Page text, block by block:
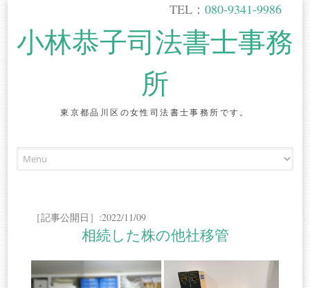
TEL： 080-9341-9986
小林恭子司法書士事務
所
東京都品川区の女性司法書士事務所です。
content
［記事公開日］:2022/11/09
相続した株の他社移管